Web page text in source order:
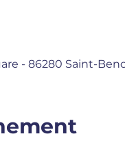
- 86280 Saint-